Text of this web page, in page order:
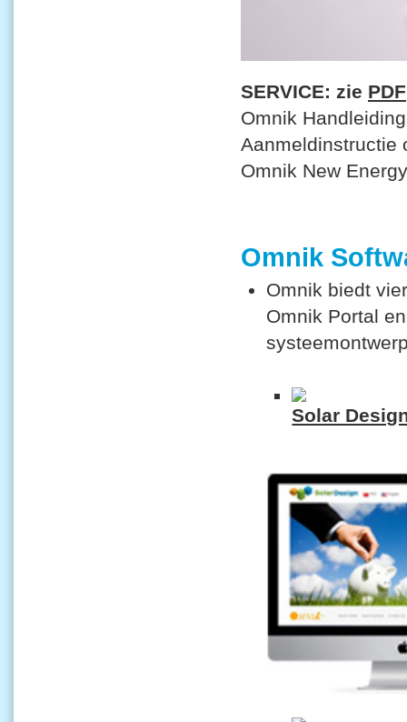
SERVICE: zie PDF
Omnik
Aanmeldinstructie
Omnik New
Omnik
Omnik biedt
Omnik Portal
Solar